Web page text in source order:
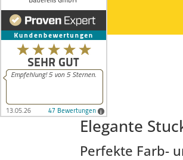
Elegante
Perfekte Farb-